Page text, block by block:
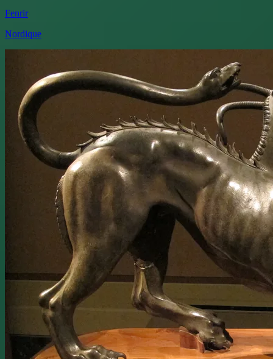
Fenrir
Nordique